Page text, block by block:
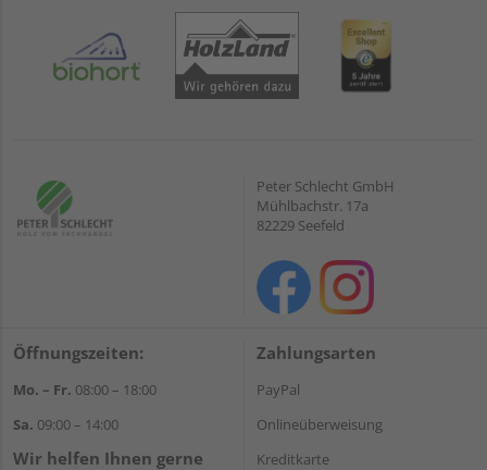
Peter Schlecht GmbH
Mühlbachstr. 17a
82229 Seefeld
Öffnungszeiten:
Mo. – Fr. 08:00 – 18:00
Sa. 09:00 – 14:00
Wir helfen Ihnen gerne
Zahlungsarten
PayPal
Onlineüberweisung
Kreditkarte